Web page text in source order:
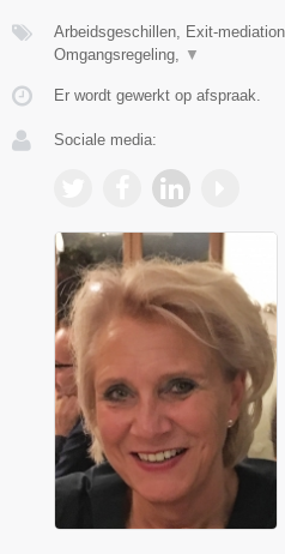
Arbeidsgeschillen, Exit-
Omgangsregeling,
▼
Er wordt gewerkt op afspraak.
Sociale media: